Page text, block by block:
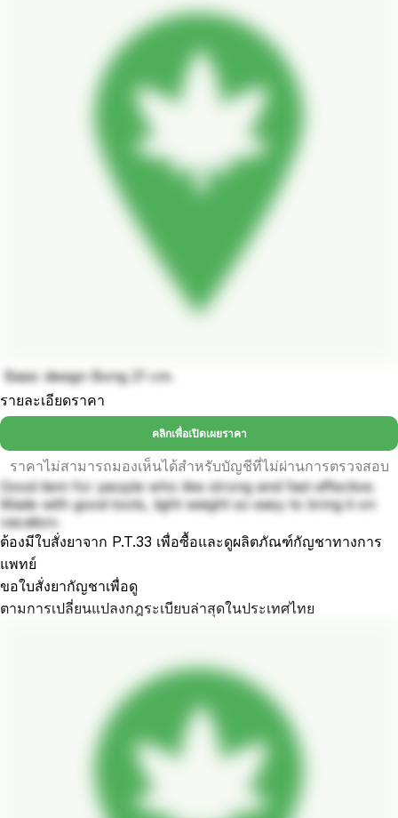
Basic design Bong 21 cm.
รายละเอียดราคา
คลิกเพื่อเปิดเผยราคา
ราคาไม่สามารถมองเห็นได้สำหรับบัญชีที่ไม่ผ่านการตรวจสอบ
Good item for people who like strong and fast effective.
Made with good tools, light weight so easy to bring it on
vacation.
ต้องมีใบสั่งยาจาก P.T.33 เพื่อซื้อและดูผลิตภัณฑ์กัญชาทางการ
แพทย์
ขอใบสั่งยากัญชาเพื่อดู
ตามการเปลี่ยนแปลงกฎระเบียบล่าสุดในประเทศไทย